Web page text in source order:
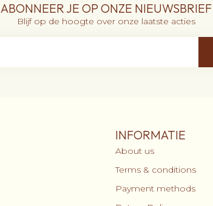
ABONNEER JE OP ONZE NIEUWSBRIEF
Blijf op de hoogte over onze laatste acties
INFORMATIE
About us
Terms & conditions
Payment methods